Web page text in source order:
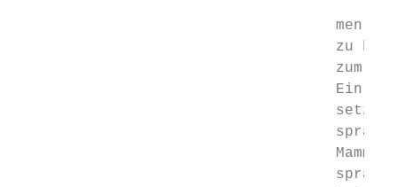
men,
zu
zum
Ein